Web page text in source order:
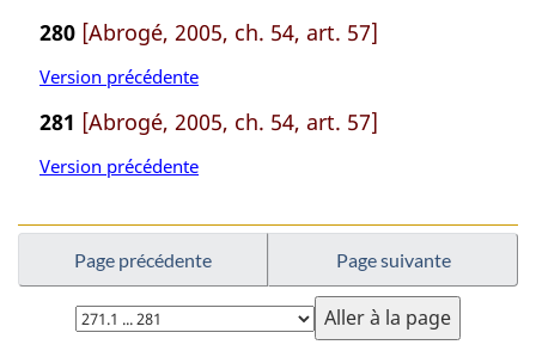
280 [Abrogé, 2005, ch. 54, art. 57]
Version précédente
281 [Abrogé, 2005, ch. 54, art. 57]
Version précédente
Page précédente Page suivante
Choisissez
la